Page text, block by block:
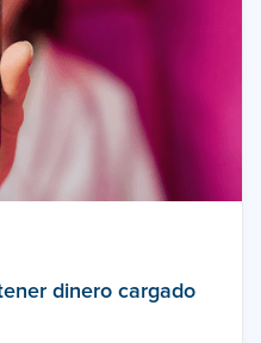
dinero cargado